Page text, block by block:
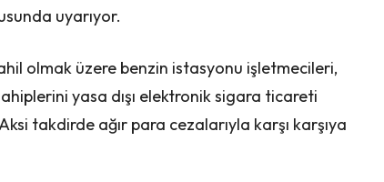
uyarıyor.
olmak üzere benzin istasyonu işletmecileri,
yasa dışı elektronik sigara ticareti
takdirde ağır para cezalarıyla karşı karşıya